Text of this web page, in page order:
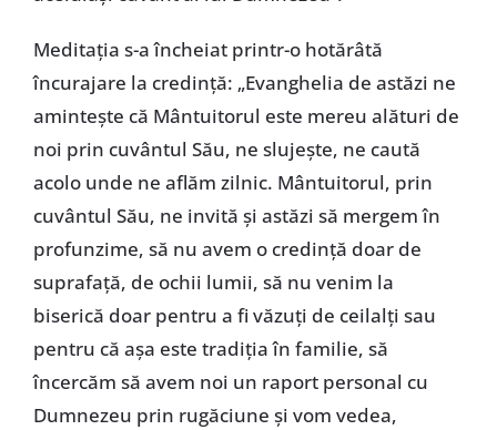
Meditaţia s-a încheiat printr-o hotărâtă
încurajare la credinţă: „Evanghelia de astăzi ne
aminteşte că Mântuitorul este mereu alături de
noi prin cuvântul Său, ne slujeşte, ne caută
acolo unde ne aflăm zilnic. Mântuitorul, prin
cuvântul Său, ne invită şi astăzi să mergem în
profunzime, să nu avem o credinţă doar de
suprafaţă, de ochii lumii, să nu venim la
biserică doar pentru a fi văzuţi de ceilalţi sau
pentru că aşa este tradiţia în familie, să
încercăm să avem noi un raport personal cu
Dumnezeu prin rugăciune şi vom vedea,